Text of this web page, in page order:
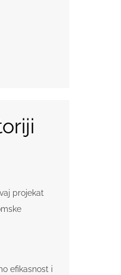
projekat
efikasnost i